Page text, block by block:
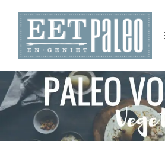
content